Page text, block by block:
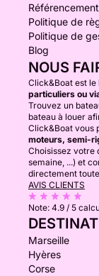
Politique de
Politique de
Blog
NOUS
Click&Boat est le
particuliers ou
Trouvez un
bateau à louer
Click&Boat vous
moteurs, semi-
Choisissez votre
semaine, ...) et
directement
AVIS CLIENTS
Note: 4.9 / 5
Marseille
Hyères
Corse